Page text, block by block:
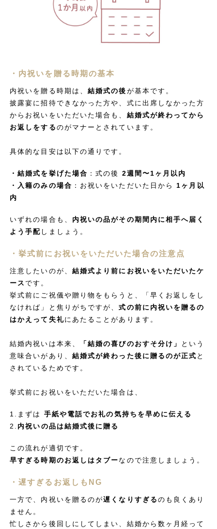
・内祝いを贈る時期の基本
内祝いを贈る時期は、 結婚式の後が基本です。
披露宴に招待できなかった方や、式に出席しなかった方
からお祝いをいただいた場合も、 結婚式が終わってから
お返しをするのがマナーとされています。
具体的な目安は以下の通りです。
・結婚式を挙げた場合 ：式の後 2週間〜1ヶ月以内
・入籍のみの場合 ：お祝いをいただいた日から1ヶ月以
内
いずれの場合も、 内祝いの品がその期間内に相手へ届く
よう手配 しましょう。
・挙式前にお祝いをいただいた場合の注意点
注意したいのが、 結婚式より前にお祝いをいただいたケ
ース です。
挙式前にご祝儀や贈り物をもらうと、「早くお返しをし
なければ」と焦りがちですが、式の前に内祝いを贈るの
はかえって失礼にあたることがあります。
結婚内祝いは本来、 「結婚の喜びのおすそ分け」
という
意味合いがあり、 結婚式が終わった後に贈るのが正式 と
されているためです。
挙式前にお祝いをいただいた場合は、
1.まずは 手紙や電話でお礼の気持ちを早めに伝える
2. 内祝いの品は結婚式後に贈る
この流れが適切です。
早すぎる時期のお返しはタブーなので注意しましょう。
・遅すぎるお返しもNG
一方で、内祝いを贈るのが遅くなりすぎるのも良くあり
ません。
忙しさから後回しにしてしまい、結婚から数ヶ月経って